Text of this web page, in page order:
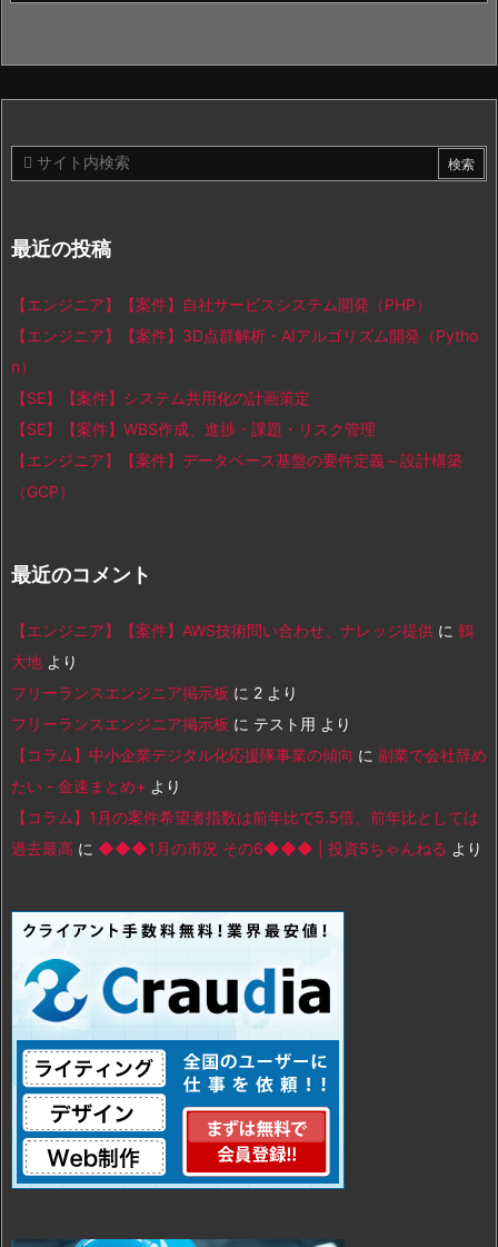
最近の投稿
【エンジニア】【案件】自社サービスシステム開発（PHP）
【エンジニア】【案件】3D点群解析・AIアルゴリズム開発（Pytho
n）
【SE】【案件】システム共用化の計画策定
【SE】【案件】WBS作成、進捗・課題・リスク管理
【エンジニア】【案件】データベース基盤の要件定義～設計構築
（GCP）
最近のコメント
【エンジニア】【案件】AWS技術問い合わせ、ナレッジ提供 に 鶴
大地 より
フリーランスエンジニア掲示板 に 2 より
フリーランスエンジニア掲示板 に テスト用 より
【コラム】中小企業デジタル化応援隊事業の傾向 に 副業で会社辞め
たい - 金速まとめ+ より
【コラム】1月の案件希望者指数は前年比で5.5倍、前年比としては
過去最高 に ◆◆◆1月の市況 その6◆◆◆ | 投資5ちゃんねる より